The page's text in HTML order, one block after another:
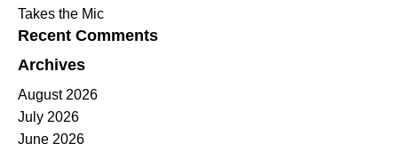
Takes the Mic
Recent Comments
Archives
August 2026
July 2026
June 2026